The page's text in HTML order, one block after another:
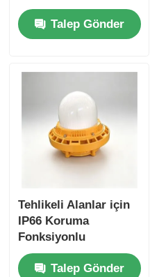
LED floodlight
Talep Gönder
Tehlikeli Alanlar için
IP66 Koruma
Fonksiyonlu
Patlamaya Dayanıklı
AydınlatmaTalep Gönder